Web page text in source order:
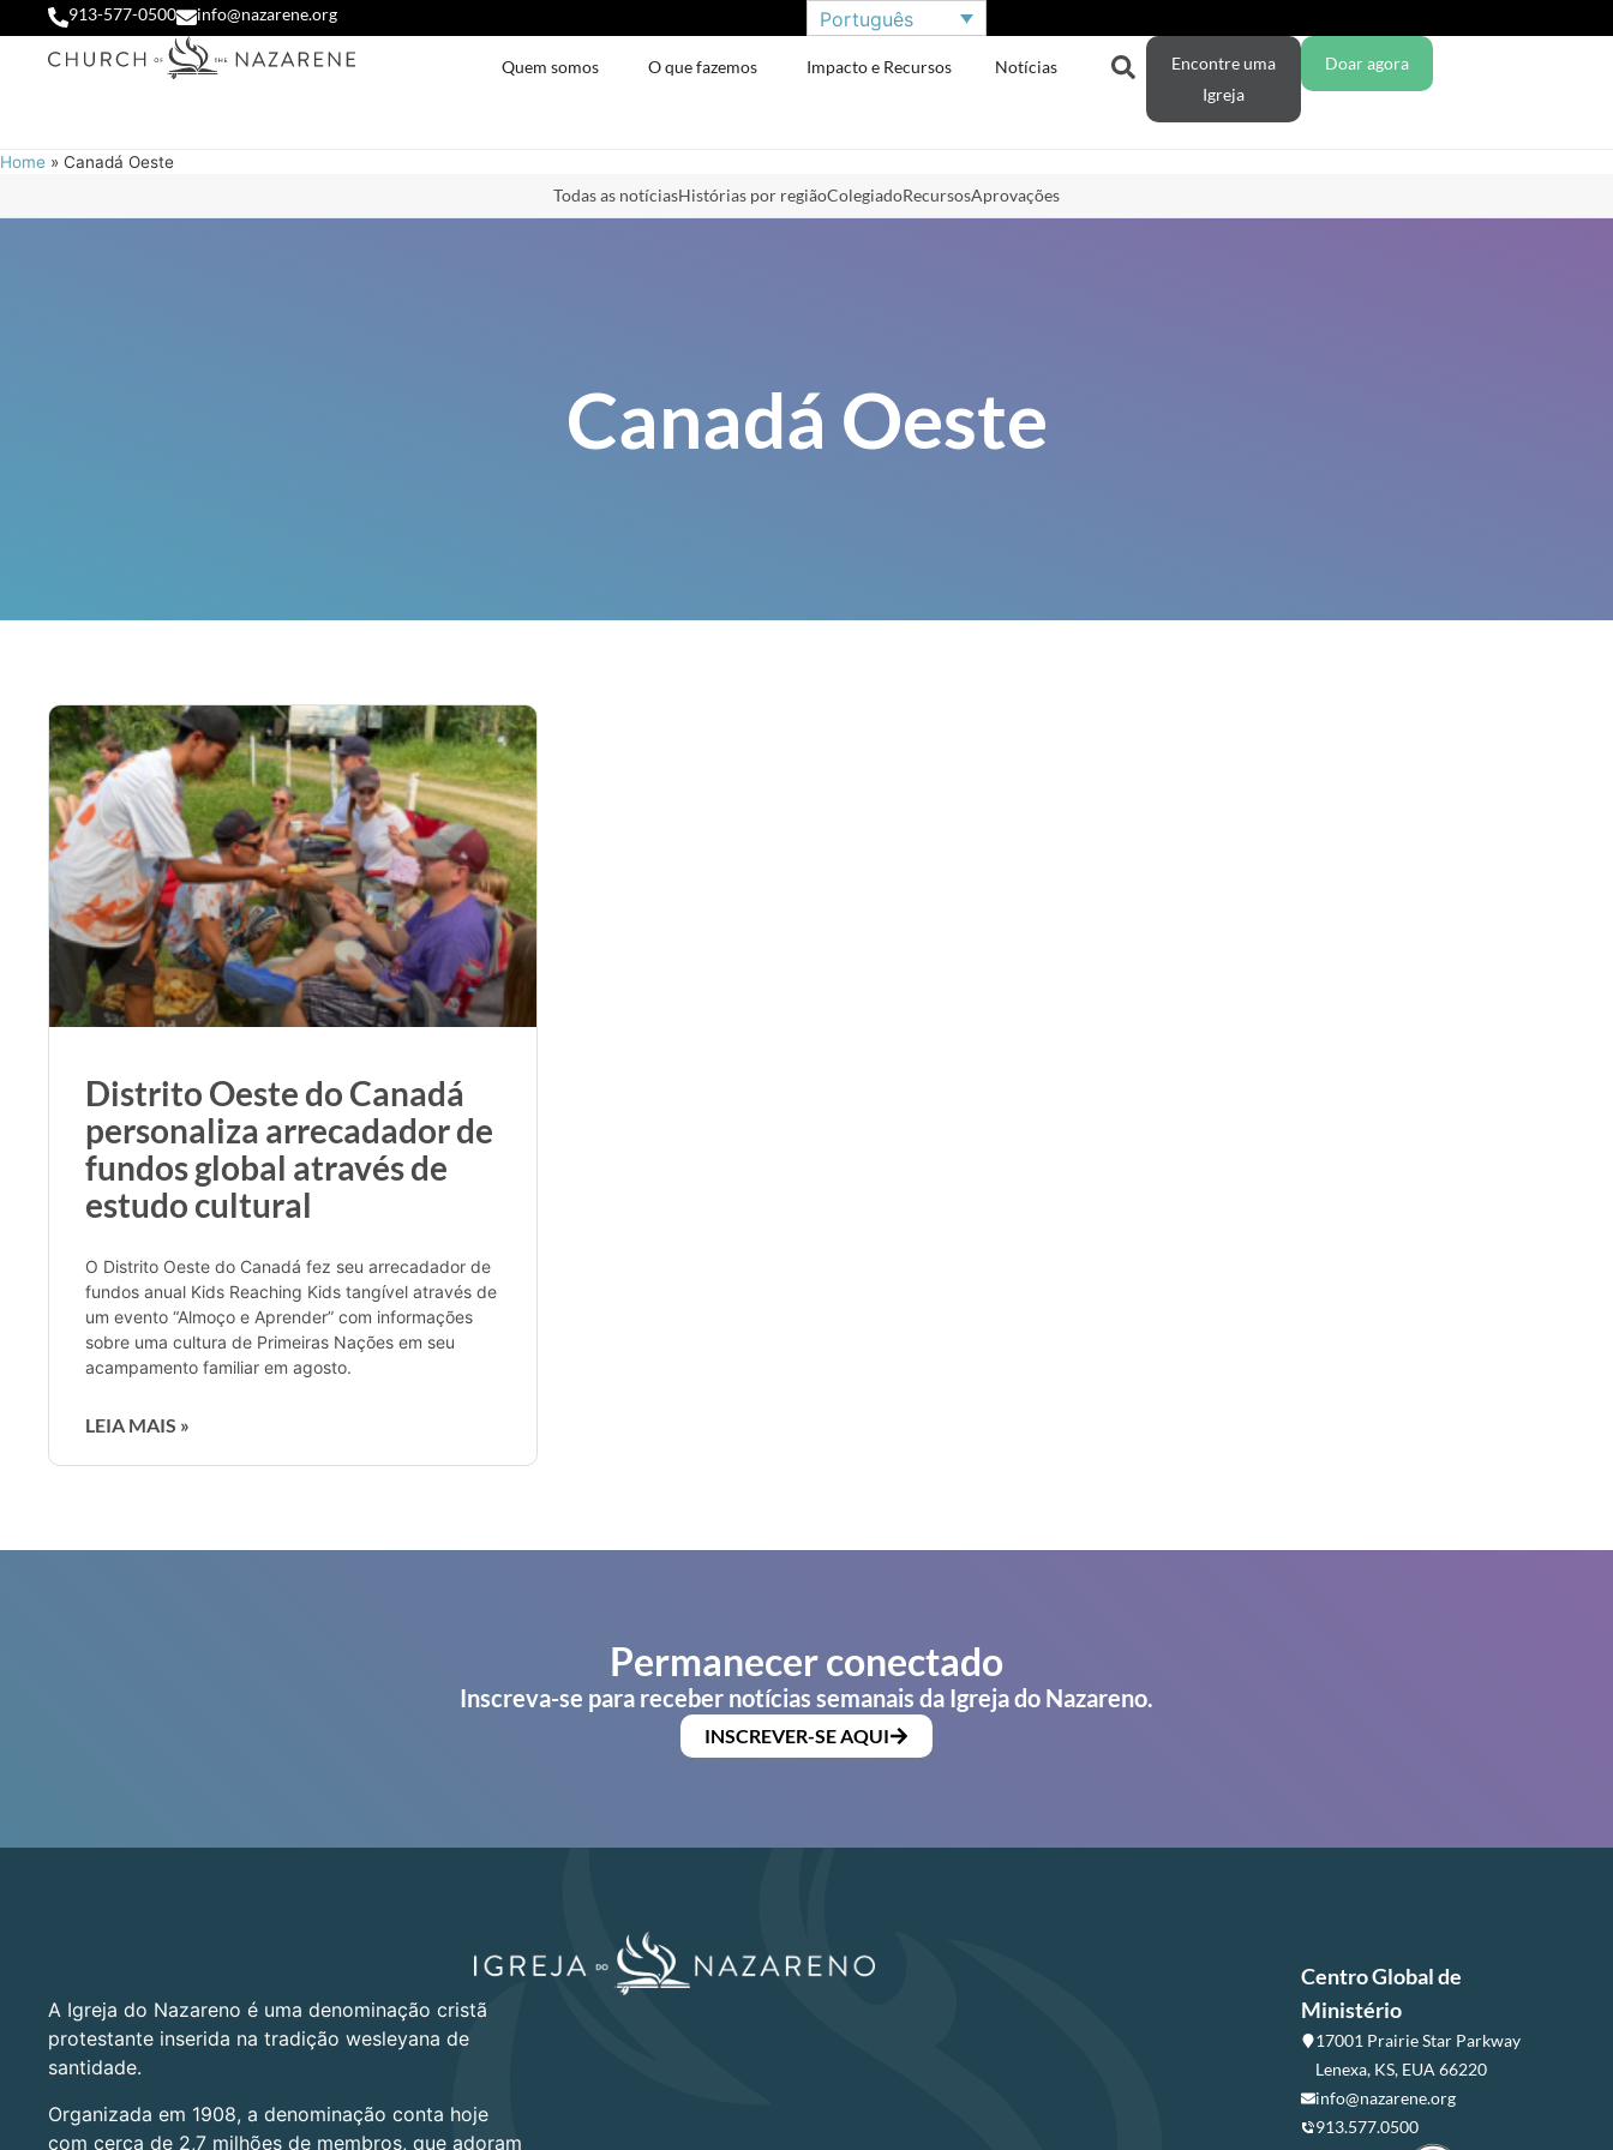
913-577-0500 info@nazarene.org Português
Quem somos O que fazemos Impacto e Recursos Notícias
Encontre uma
Igreja
Doar agora
Home » Canadá Oeste
Todas as notíciasHistórias por regiãoColegiadoRecursosAprovações
Canadá Oeste
Distrito Oeste do Canadá
personaliza arrecadador de
fundos global através de
estudo cultural
O Distrito Oeste do Canadá fez seu arrecadador de
fundos anual Kids Reaching Kids tangível através de
um evento “Almoço e Aprender” com informações
sobre uma cultura de Primeiras Nações em seu
acampamento familiar em agosto.
LEIA MAIS »
Permanecer conectado
Inscreva-se para receber notícias semanais da Igreja do Nazareno.
INSCREVER-SE AQUI
A Igreja do Nazareno é uma denominação cristã
protestante inserida na tradição wesleyana de
santidade.
Organizada em 1908, a denominação conta hoje
com cerca de 2,7 milhões de membros, que adoram
Centro Global de
Ministério
17001 Prairie Star Parkway
Lenexa, KS, EUA 66220
info@nazarene.org
913.577.0500